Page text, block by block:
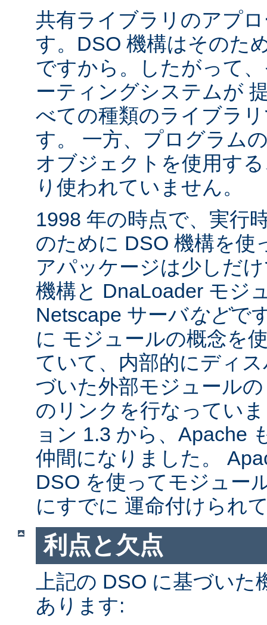
共有ライブラリのアプ
す。DSO 機構はそのた
ですから。したがって
ーティングシステムが
べての種類のライブラ
す。 一方、プログラム
オブジェクトを使用す
り使われていません。
1998 年の時点で、実行
のために DSO 機構を使
アパッケージは少しだ
機構と DnaLoader モジ
Netscape サーバなどで
に モジュールの概念を
ていて、内部的にディ
づいた外部モジュール
のリンクを行なってい
ョン 1.3 から、Apache
仲間になりました。
DSO を使ってモジュー
にすでに 運命付けられ
利点と欠点
上記の DSO に基づい
あります: